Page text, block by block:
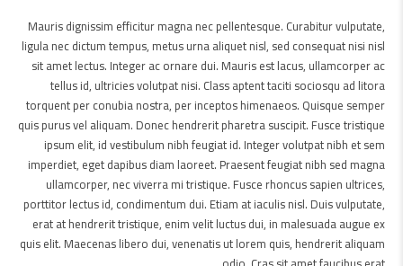
Mauris dignissim efficitur magna nec pellentesque. Curabitur vulputate,
ligula nec dictum tempus, metus urna aliquet nisl, sed consequat nisi nisl
sit amet lectus. Integer ac ornare dui. Mauris est lacus, ullamcorper ac
tellus id, ultricies volutpat nisi. Class aptent taciti sociosqu ad litora
torquent per conubia nostra, per inceptos himenaeos. Quisque semper
quis purus vel aliquam. Donec hendrerit pharetra suscipit. Fusce tristique
ipsum elit, id vestibulum nibh feugiat id. Integer volutpat nibh et sem
imperdiet, eget dapibus diam laoreet. Praesent feugiat nibh sed magna
ullamcorper, nec viverra mi tristique. Fusce rhoncus sapien ultrices,
porttitor lectus id, condimentum dui. Etiam at iaculis nisl. Duis vulputate,
erat at hendrerit tristique, enim velit luctus dui, in malesuada augue ex
quis elit. Maecenas libero dui, venenatis ut lorem quis, hendrerit aliquam